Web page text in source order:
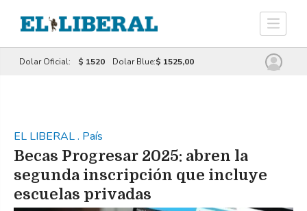
Dolar Oficial: $ 1520 Dolar Blue:$ 1525,00
EL LIBERAL. País
Becas Progresar 2025: abren la
segunda inscripción que incluye
escuelas privadas